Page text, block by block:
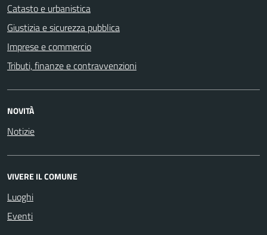
Catasto e urbanistica
Giustizia e sicurezza pubblica
Imprese e commercio
Tributi, finanze e contravvenzioni
NOVITÀ
Notizie
VIVERE IL COMUNE
Luoghi
Eventi